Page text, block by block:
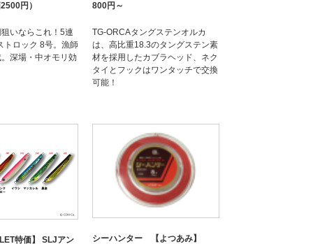
円）
いならこれ！5連
トロック 8号。漁師
深場・中オモリ効
800円～
TG-ORCAタングステンオルカ
は、高比重18.3のタングステン素
材を採用したカブラヘッド、ネク
タイとフックはワンタッチで交換
可能！
特価】 SLJアン シーハンター 【よつあみ】